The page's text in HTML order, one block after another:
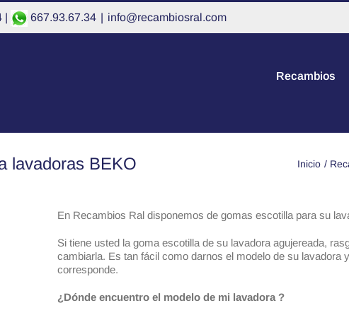
| 667.93.67.34 | info@recambiosral.com
Recambios
lavadoras BEKO Inicio
En Recambios Ral disponemos de gomas escotilla para su
Si tiene usted la goma escotilla de su lavadora agujereada,
cambiarla. Es tan fácil como darnos el modelo de su lavadora
corresponde.
¿Dónde encuentro el modelo de mi lavadora ?